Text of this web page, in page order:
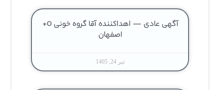
آگهی عادی — اهداکننده آقا گروه خونی O+
اصفهان
تیر 24, 1405